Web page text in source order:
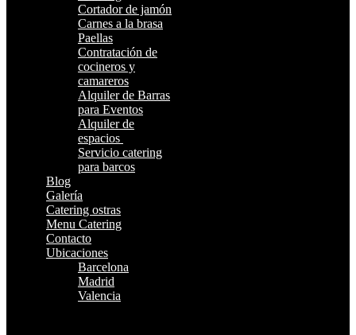
Cortador de jamón
Carnes a la brasa
Paellas
Contratación de
cocineros y
camareros
Alquiler de Barras
para Eventos
Alquiler de
espacios
Servicio catering
para barcos
Blog
Galería
Catering ostras
Menu Catering
Contacto
Ubicaciones
Barcelona
Madrid
Valencia